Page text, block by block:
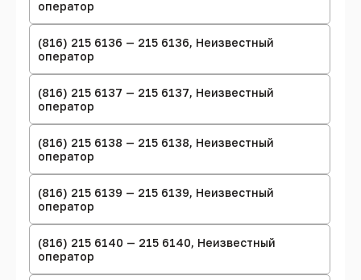
оператор
(816) 215 6136 — 215 6136, Неизвестный
оператор
(816) 215 6137 — 215 6137, Неизвестный
оператор
(816) 215 6138 — 215 6138, Неизвестный
оператор
(816) 215 6139 — 215 6139, Неизвестный
оператор
(816) 215 6140 — 215 6140, Неизвестный
оператор